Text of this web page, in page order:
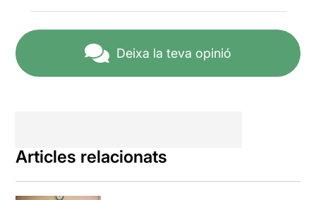
(Els carnissers), Rosa
(el dia que va morir David
els intèrprets seranCatalina
Carnissers
Rebem amb molta il·lusió i
Deixa la teva opinió
Articles relacionats